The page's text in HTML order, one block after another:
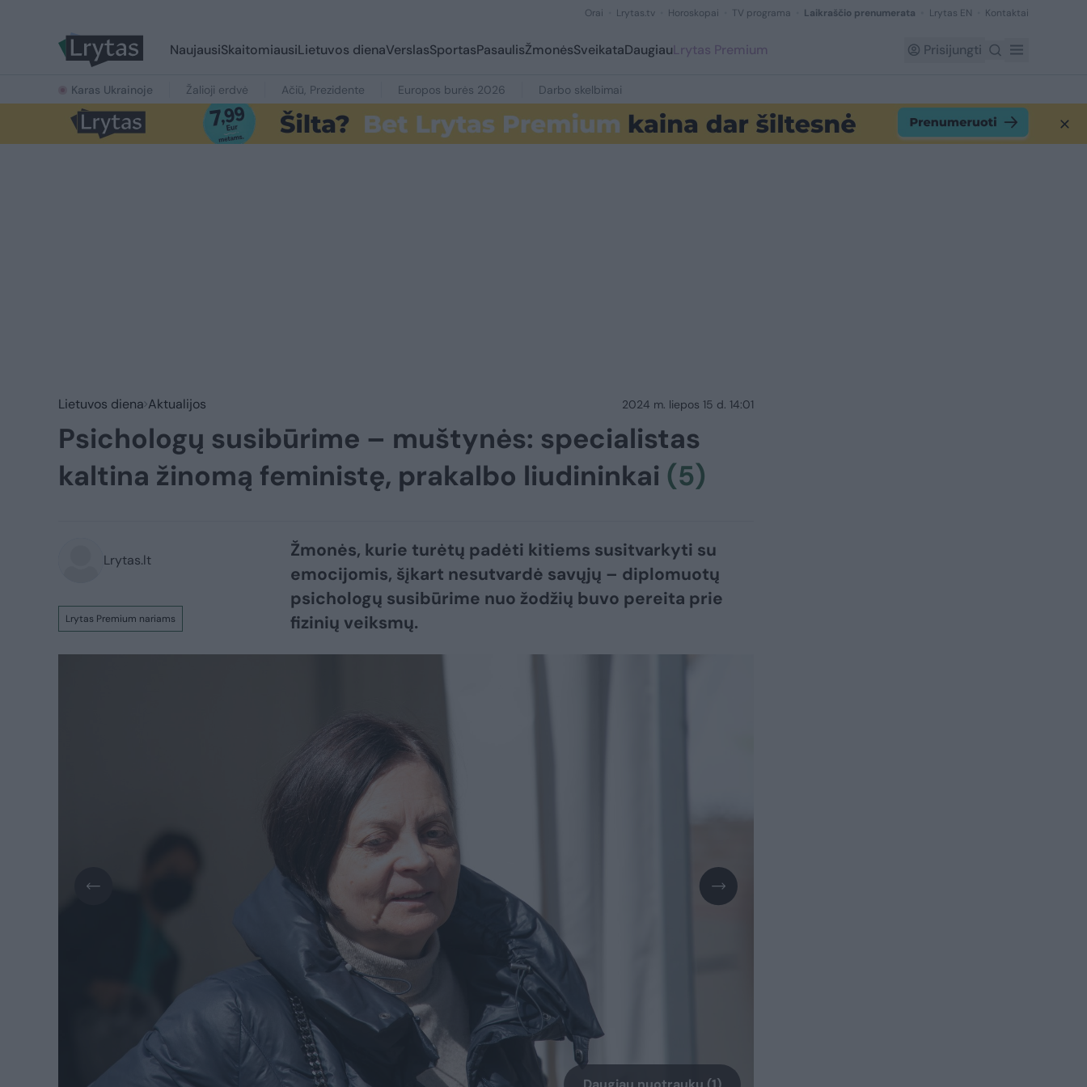
Orai Lrytas.tv Horoskopai TV programa Laikraščio prenumerata Lrytas EN Kontaktai
NaujausiSkaitomiausiLietuvos dienaVerslasSportasPasaulisŽmonėsSveikataDaugiauLrytas Premium Prisijungti
Karas Ukrainoje Žalioji erdvė Ačiū, Prezidente Europos burės 2026 Darbo skelbimai
Lietuvos diena Aktualijos 2024 m. liepos 15 d. 14:01
Psichologų susibūrime – muštynės: specialistas
kaltina žinomą feministę, prakalbo liudininkai (5)
Lrytas.lt
Lrytas Premium nariams
Žmonės, kurie turėtų padėti kitiems susitvarkyti su
emocijomis, šįkart nesutvardė savųjų – diplomuotų
psichologų susibūrime nuo žodžių buvo pereita prie
fizinių veiksmų.